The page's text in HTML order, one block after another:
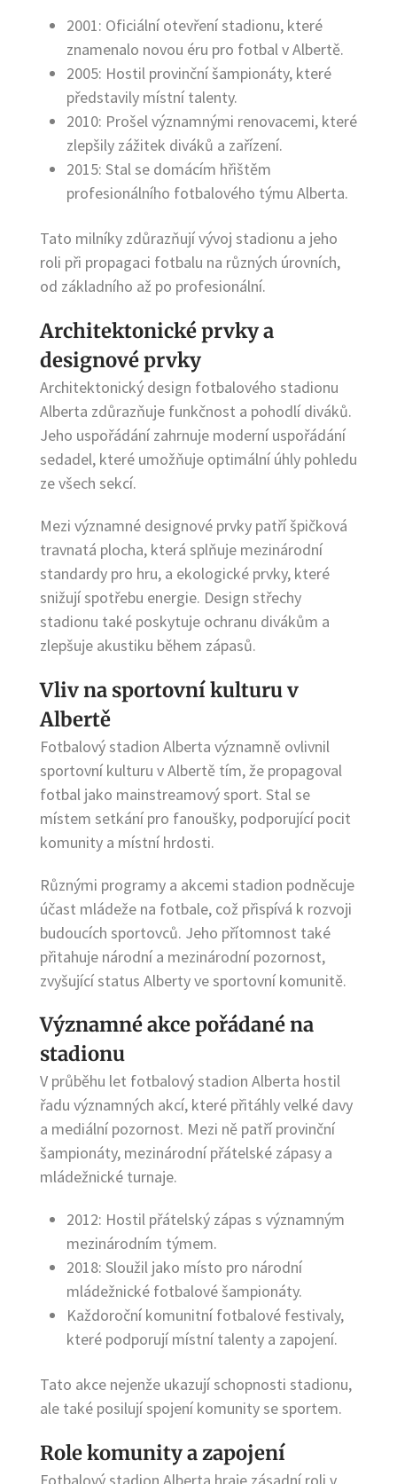
2001: Oficiální otevření stadionu, které
znamenalo novou éru pro fotbal v Albertě.
2005: Hostil provinční šampionáty, které
představily místní talenty.
2010: Prošel významnými renovacemi, které
zlepšily zážitek diváků a zařízení.
2015: Stal se domácím hřištěm
profesionálního fotbalového týmu Alberta.
Tato milníky zdůrazňují vývoj stadionu a jeho
roli při propagaci fotbalu na různých úrovních,
od základního až po profesionální.
Architektonické prvky a
designové prvky
Architektonický design fotbalového stadionu
Alberta zdůrazňuje funkčnost a pohodlí diváků.
Jeho uspořádání zahrnuje moderní uspořádání
sedadel, které umožňuje optimální úhly pohledu
ze všech sekcí.
Mezi významné designové prvky patří špičková
travnatá plocha, která splňuje mezinárodní
standardy pro hru, a ekologické prvky, které
snižují spotřebu energie. Design střechy
stadionu také poskytuje ochranu divákům a
zlepšuje akustiku během zápasů.
Vliv na sportovní kulturu v
Albertě
Fotbalový stadion Alberta významně ovlivnil
sportovní kulturu v Albertě tím, že propagoval
fotbal jako mainstreamový sport. Stal se
místem setkání pro fanoušky, podporující pocit
komunity a místní hrdosti.
Různými programy a akcemi stadion podněcuje
účast mládeže na fotbale, což přispívá k rozvoji
budoucích sportovců. Jeho přítomnost také
přitahuje národní a mezinárodní pozornost,
zvyšující status Alberty ve sportovní komunitě.
Významné akce pořádané na
stadionu
V průběhu let fotbalový stadion Alberta hostil
řadu významných akcí, které přitáhly velké davy
a mediální pozornost. Mezi ně patří provinční
šampionáty, mezinárodní přátelské zápasy a
mládežnické turnaje.
2012: Hostil přátelský zápas s významným
mezinárodním týmem.
2018: Sloužil jako místo pro národní
mládežnické fotbalové šampionáty.
Každoroční komunitní fotbalové festivaly,
které podporují místní talenty a zapojení.
Tato akce nejenže ukazují schopnosti stadionu,
ale také posilují spojení komunity se sportem.
Role komunity a zapojení
Fotbalový stadion Alberta hraje zásadní roli v